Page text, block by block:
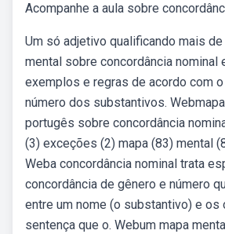
Acompanhe a aula sobre
Um só adjetivo qualificando mais de
mental sobre concordância nominal
exemplos e regras de acordo com
número dos substantivos.
portugês sobre concordância
(3) exceções (2) mapa (83) mental
Weba concordância nominal trata
concordância de gênero e número
entre um nome (o substantivo) e os
sentença que o. Webum mapa